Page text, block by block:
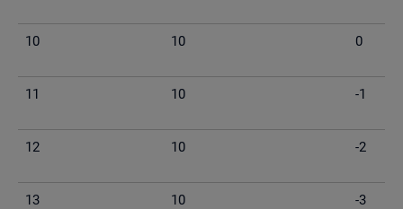
10 10 0
11 10 -1
12 10 -2
13 10 -3